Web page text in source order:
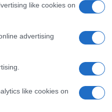
like cookies on
advertising
like cookies on
Il risiko